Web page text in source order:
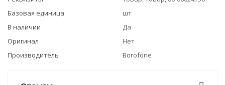
Базовая единица
шт
В наличии
Да
Оригинал
Нет
Производитель
Borofone